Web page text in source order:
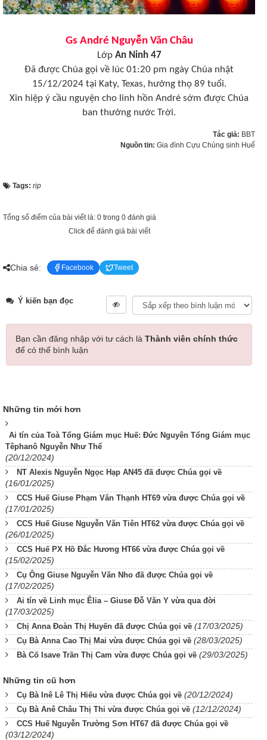
Gs André Nguyễn Văn Châu
Lớp An Ninh 47
Đã được Chúa gọi về lúc 01:20 pm ngày Chúa nhật
15/12/2024 tại Katy, Texas, hưởng thọ 89 tuổi.
Xin hiệp ý cầu nguyện cho linh hồn André sớm được Chúa
ban thưởng nước Trời.
Tác giả: BBT
Nguồn tin: Gia đình Cựu Chủng sinh Huế
Tags: rip
Tổng số điểm của bài viết là: 0 trong 0 đánh giá
Click để đánh giá bài viết
Chia sẻ: Facebook Tweet
Ý kiến bạn đọc
Bạn cần đăng nhập với tư cách là Thành viên chính thức
để có thể bình luận
Những tin mới hơn
Ai tín của Toà Tổng Giám mục Huế: Đức Nguyên Tổng Giám mục
Têphanô Nguyễn Như Thể
(20/12/2024)
NT Alexis Nguyễn Ngọc Hạp AN45 đã được Chúa gọi về
(16/01/2025)
CCS Huế Giuse Phạm Văn Thạnh HT69 vừa được Chúa gọi về
(17/01/2025)
CCS Huế Giuse Nguyễn Văn Tiên HT62 vừa được Chúa gọi về
(26/01/2025)
CCS Huế PX Hồ Đắc Hương HT66 vừa được Chúa gọi về
(15/02/2025)
Cụ Ông Giuse Nguyễn Văn Nho đã được Chúa gọi về
(17/02/2025)
Ai tín về Linh mục Êlia – Giuse Đỗ Văn Y vừa qua đời
(17/03/2025)
Chị Anna Đoàn Thị Huyến đã được Chúa gọi về (17/03/2025)
Cụ Bà Anna Cao Thị Mai vừa được Chúa gọi về (28/03/2025)
Bà Cố Isave Trần Thị Cam vừa được Chúa gọi về (29/03/2025)
Những tin cũ hơn
Cụ Bà Inê Lê Thị Hiếu vừa được Chúa gọi về (20/12/2024)
Cụ Bà Anê Châu Thị Thi vừa được Chúa gọi về (12/12/2024)
CCS Huế Nguyễn Trường Sơn HT67 đã được Chúa gọi về
(03/12/2024)